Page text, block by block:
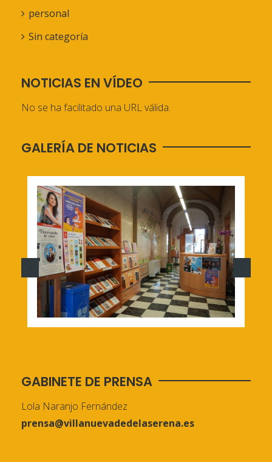
personal
Sin categoría
NOTICIAS EN VÍDEO
No se ha facilitado una URL válida.
GALERÍA DE NOTICIAS
GABINETE DE PRENSA
Lola Naranjo Fernández
prensa@villanuevadedelaserena.es